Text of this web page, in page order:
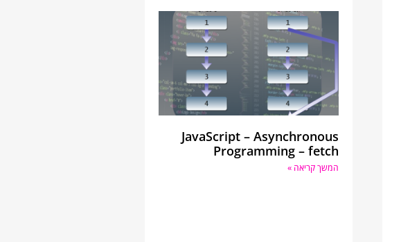
JavaScript – Asynchronous
Programming – fetch
המשך קריאה »